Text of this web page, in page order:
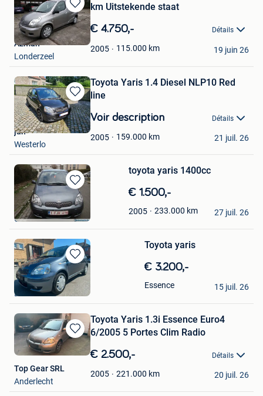
Sauvegarder
dans
Mes
Favoris
km Uitstekende staat
€ 4.750,- Détails
2005 115.000 km
Azman
Londerzeel
19 juin 26
Sauvegarder
dans
Mes
Favoris
Toyota Yaris 1.4 Diesel NLP10 Red
line
Voir description Détails
2005 159.000 km
jan
Westerlo
21 juil. 26
Sauvegarder
dans
Mes
Favoris
toyota yaris 1400cc
€ 1.500,-
2005 233.000 km
CASHCARS
Charleroi
27 juil. 26
Sauvegarder
dans
Mes
Favoris
Toyota yaris
€ 3.200,-
Essence
Mohammad Msheik
Dilbeek
15 juil. 26
Sauvegarder
dans
Favoris
Toyota Yaris 1.3i Essence Euro4
6/2005 5 Portes Clim Radio
€ 2.500,- Détails
2005 221.000 km
Top Gear SRL
Anderlecht
20 juil. 26